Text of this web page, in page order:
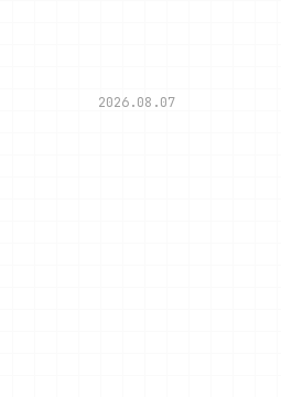
2026.08.07